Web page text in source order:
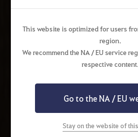
This website is optimized for users
region.
We recommend the NA / EU service
respective content.
Go to the NA / EU
Stay on the website of